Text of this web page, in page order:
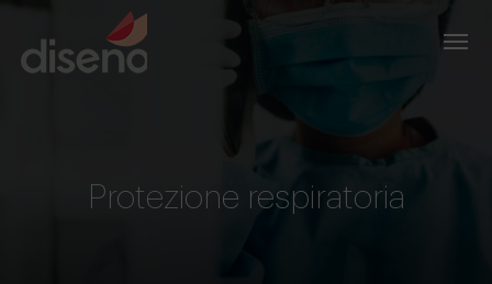
Protezione respiratoria